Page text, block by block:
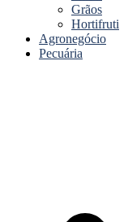
Grãos
Hortifruti
Agronegócio
Pecuária